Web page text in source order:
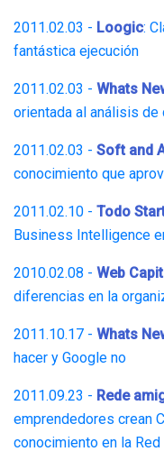
2011.02.03 - Loogic:
fantástica ejecución
2011.02.03 - Whats
orientada al análisis de
2011.02.03 - Soft and
conocimiento que
2011.02.10 - Todo
Business Intelligence
2010.02.08 - Web
diferencias en la
2011.10.17 - Whats
hacer y Google no
2011.09.23 - Rede
emprendedores crean
conocimiento en la Red